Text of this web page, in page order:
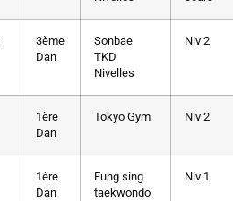
3ème
Dan
Sonbae
TKD
Nivelles
Niv 2
1ère
Dan
Tokyo Gym Niv 2
1ère
Dan
Fung sing
taekwondo
Niv 1